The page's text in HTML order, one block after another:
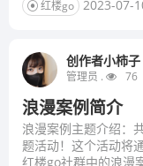
红楼go 2023-07-
创作者小柿子
管理员 . 76
浪漫案例简介
浪漫案例主题介绍：
题活动！这个活动将
红楼go社群中的浪漫